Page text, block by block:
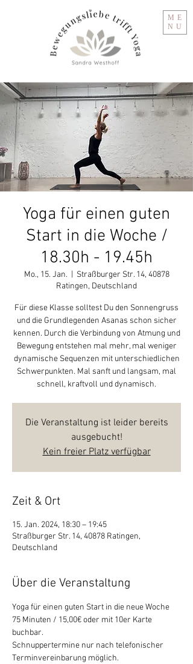
ME
NU
Yoga für einen guten
Start in die Woche /
18.30h - 19.45h
Mo., 15. Jan.
Straßburger Str. 14, 40878
Ratingen, Deutschland
Für diese Klasse solltest Du den Sonnengruss
und die Grundlegenden Asanas schon sicher
kennen. Durch die Verbindung von Atmung und
Bewegung entstehen mal mehr, mal weniger
dynamische Sequenzen mit unterschiedlichen
Schwerpunkten. Mal sanft und langsam, mal
schnell, kraftvoll und dynamisch.
Die Veranstaltung ist leider bereits
ausgebucht!
Kein freier Platz verfügbar
Zeit & Ort
15. Jan. 2024, 18:30 – 19:45
Straßburger Str. 14, 40878 Ratingen,
Deutschland
Über die Veranstaltung
Yoga für einen guten Start in die neue Woche
75 Minuten / 15,00€ oder mit 10er Karte
buchbar.
Schnuppertermine nur nach telefonischer
Terminvereinbarung möglich.